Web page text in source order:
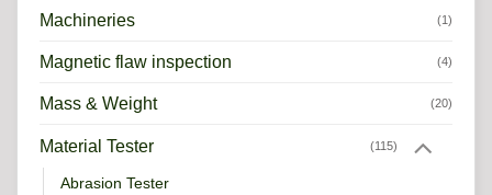
Machineries (1)
Magnetic flaw inspection (4)
Mass & Weight (20)
Material Tester (115)
Abrasion Tester